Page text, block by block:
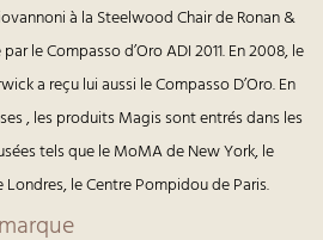
à la Steelwood Chair de Ronan &
le Compasso d’Oro ADI 2011. En 2008, le
a reçu lui aussi le Compasso D’Oro. En
, les produits Magis sont entrés dans les
tels que le MoMA de New York, le
le Centre Pompidou de Paris.